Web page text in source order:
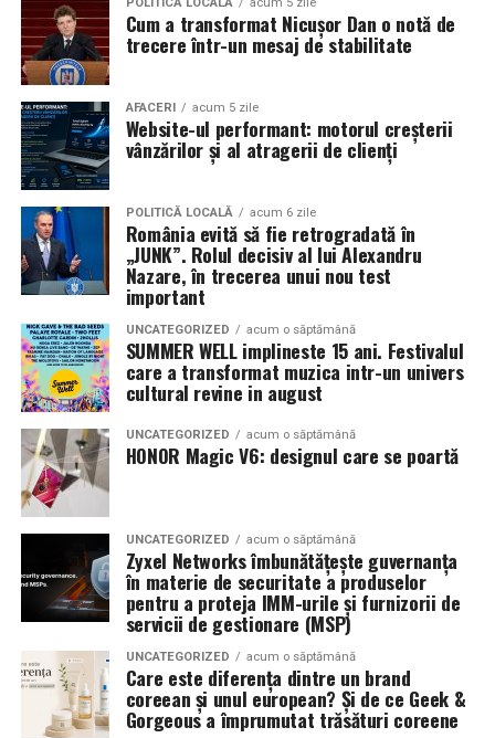
mea”de la Cinema City din City Park Constanța,de la
18:30, unde
regizorul Paul Decu și actrița Azaleea
Necula, originari din Constanța și împrejurimi, vor
prezenta filmul alături de colegii lor
Alexandra Răduță și Gabriel Vatavu.
Cinema City Shopping City Galați
12 februarie de la 18:30la întâlnirea cu actrițele
State și Azaleea Necula și regizorul Paul Decu.
Pe 13 februarie la ora 18:30, spectatorii dinIași
invitați la proiecția specială din
Mall, alături de regizorulPaul Decuși de
actoriiGabriel Vatavu, Sergiu Costache, Azaleea
Necula, Alexandra Răduță.
De „Ziua Îndrăgostiților”, pe14 februarie, în Cinema
City Iulius Mall Suceava, de la 18:30, spectatorii sunt
invitați la film alături de regizorul
actoriiSergiu Costache, Vlad si Oana Gherman,
Alexandra Răduță.
Cineplexx Băneasa Shopping City
Bucureștigăzduiește o proiecție specială în prezența
întregii echipe pe15 februarie, de la 17:30.
Craiova , regizorul Paul Decuși actorii Sergiu
Costache, Azaleea Necula și Oana Gherman vor
POLITICĂ LOCALĂ acum 5 zile
Cum a transformat Nicușor Dan o notă de
trecere într-un mesaj de stabilitate
AFACERI acum 5 zile
Website-ul performant: motorul creșterii
vânzărilor și al atragerii de clienți
POLITICĂ LOCALĂ acum 6 zile
România evită să fie retrogradată în
„JUNK”. Rolul decisiv al lui Alexandru
Nazare, în trecerea unui nou test
important
UNCATEGORIZED acum o săptămână
SUMMER WELL implineste 15 ani. Festivalul
care a transformat muzica intr-un univers
cultural revine in august
UNCATEGORIZED acum o săptămână
HONOR Magic V6: designul care se poartă
UNCATEGORIZED acum o săptămână
Zyxel Networks îmbunătățește guvernanța
în materie de securitate a produselor
pentru a proteja IMM-urile și furnizorii de
servicii de gestionare (MSP)
UNCATEGORIZED acum o săptămână
Care este diferența dintre un brand
coreean și unul european? Și de ce Geek &
Gorgeous a împrumutat trăsături coreene